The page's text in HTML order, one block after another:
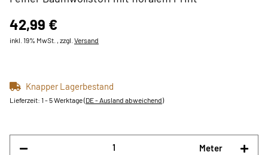
42,99 €
inkl. 19% MwSt. , zzgl. Versand
Knapper Lagerbestand
Lieferzeit: 1 - 5 Werktage(DE - Ausland abweichend)
Meter